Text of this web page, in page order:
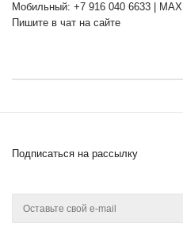
Мобильный: +7 916 040 6633 | MAX
Пишите в чат на сайте
Подписаться на рассылку